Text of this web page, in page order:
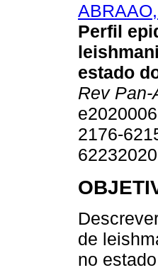
Perfil
estado
Rev Pan-
2176-
de
no